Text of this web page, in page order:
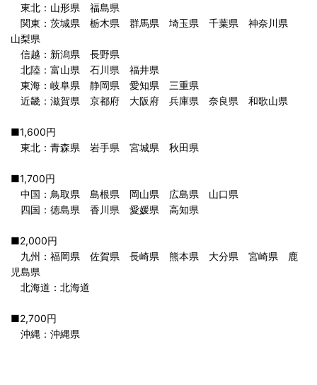
東北：山形県 福島県
関東：茨城県 栃木県 群馬県 埼玉県 千葉県 神奈川県
山梨県
信越：新潟県 長野県
北陸：富山県 石川県 福井県
東海：岐阜県 静岡県 愛知県 三重県
近畿：滋賀県 京都府 大阪府 兵庫県 奈良県 和歌山県
■1,600円
東北：青森県 岩手県 宮城県 秋田県
■1,700円
中国：鳥取県 島根県 岡山県 広島県 山口県
四国：徳島県 香川県 愛媛県 高知県
■2,000円
九州：福岡県 佐賀県 長崎県 熊本県 大分県 宮崎県 鹿
児島県
北海道：北海道
■2,700円
沖縄：沖縄県